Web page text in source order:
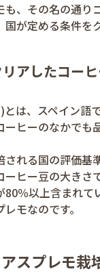
も、その名の通
国が定める条件を
アしたコー
は、スペイン語
ヒーのなかでも
される国の評価基
ーヒー豆の大き
80％以上含まれ
モなのです。
スプレモ栽